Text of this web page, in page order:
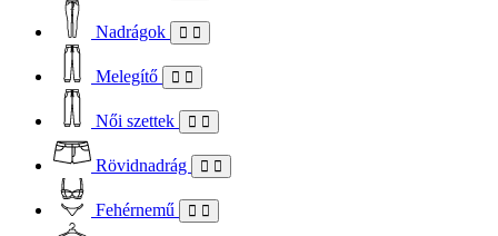
Nadrágok
Melegítő
Női szettek
Rövidnadrág
Fehérnemű